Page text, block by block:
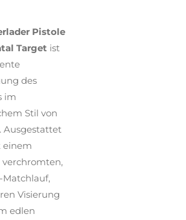
Pistole
Target ist
des
im
Stil von
Ausgestattet
einem
verchromten,
Visierung
edlen